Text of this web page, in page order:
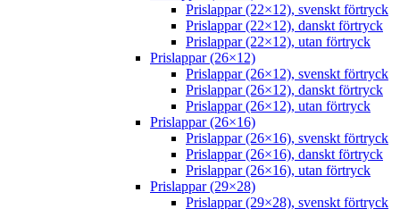
Prislappar (22×12), svenskt förtryck
Prislappar (22×12), danskt förtryck
Prislappar (22×12), utan förtryck
Prislappar (26×12)
Prislappar (26×12), svenskt förtryck
Prislappar (26×12), danskt förtryck
Prislappar (26×12), utan förtryck
Prislappar (26×16)
Prislappar (26×16), svenskt förtryck
Prislappar (26×16), danskt förtryck
Prislappar (26×16), utan förtryck
Prislappar (29×28)
Prislappar (29×28), svenskt förtryck